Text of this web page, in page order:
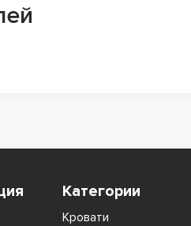
Категории
Кровати